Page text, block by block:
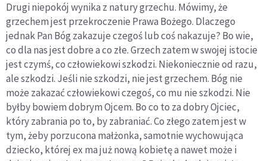
Drugi niepokój wynika z natury grzechu. Mówimy, że
grzechem jest przekroczenie Prawa Bożego. Dlaczego
jednak Pan Bóg zakazuje czegoś lub coś nakazuje? Bo wie,
co dla nas jest dobre a co złe. Grzech zatem w swojej istocie
jest czymś, co człowiekowi szkodzi. Niekoniecznie od razu,
ale szkodzi. Jeśli nie szkodzi, nie jest grzechem. Bóg nie
może zakazać człowiekowi czegoś, co mu nie szkodzi. Nie
byłby bowiem dobrym Ojcem. Bo co to za dobry Ojciec,
który zabrania po to, by zabraniać. Co złego zatem jest w
tym, żeby porzucona małżonka, samotnie wychowująca
dziecko, której ex ma już nową kobietę a nawet może i